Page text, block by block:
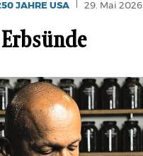
JAHRE USA 29. Mai 2026